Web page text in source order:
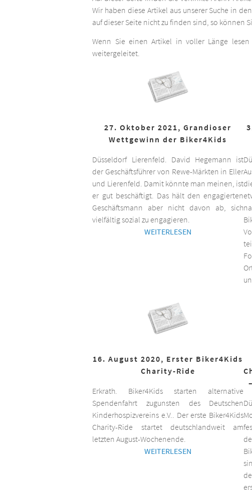
Wir haben diese Artikel aus unserer Suche in
auf dieser Seite nicht zu finden sind, so können
Wenn Sie einen Artikel in voller Länge lesen
weitergeleitet.
27. Oktober 2021, Grandioser
Wettgewinn der Biker4Kids
Düsseldorf Lierenfeld. David Hegemann ist
der Geschäftsführer von Rewe-Märkten in Eller
und Lierenfeld. Damit könnte man meinen, ist
er gut beschäftigt. Das hält den engagierten
Geschäftsmann aber nicht davon ab, sich
vielfältig sozial zu engagieren.
WEITERLESEN
16. August 2020, Erster Biker4Kids
Charity-Ride
Erkrath. Biker4Kids starten alternative
Spendenfahrt zugunsten des Deutschen
Kinderhospizvereins e.V.. Der erste Biker4Kids
Charity-Ride startet deutschlandweit am
letzten August-Wochenende.
WEITERLESEN